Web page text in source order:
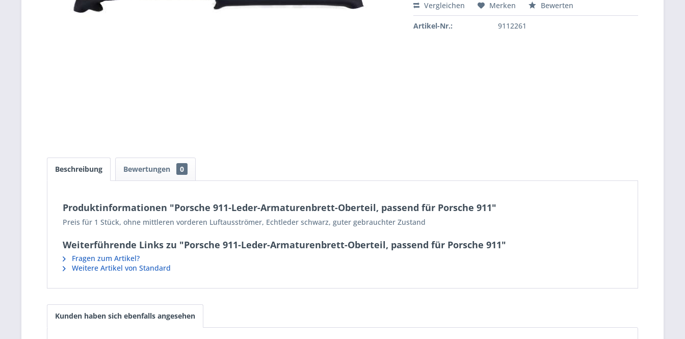
Vergleichen Merken Bewerten
Artikel-Nr.: 9112261
Beschreibung Bewertungen 0
Produktinformationen "Porsche 911-Leder-Armaturenbrett-Oberteil, passend für Porsche 911"
Preis für 1 Stück, ohne mittleren vorderen Luftausströmer, Echtleder schwarz, guter gebrauchter Zustand
Weiterführende Links zu "Porsche 911-Leder-Armaturenbrett-Oberteil, passend für Porsche 911"
Fragen zum Artikel?
Weitere Artikel von Standard
Kunden haben sich ebenfalls angesehen